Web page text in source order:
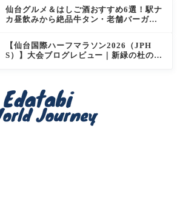
仙台グルメ＆はしご酒おすすめ6選！駅ナ
カ昼飲みから絶品牛タン・老舗バーガー
【仙台国際ハーフマラソン2026（JPH
S）】大会ブログレビュー｜新緑の杜の都